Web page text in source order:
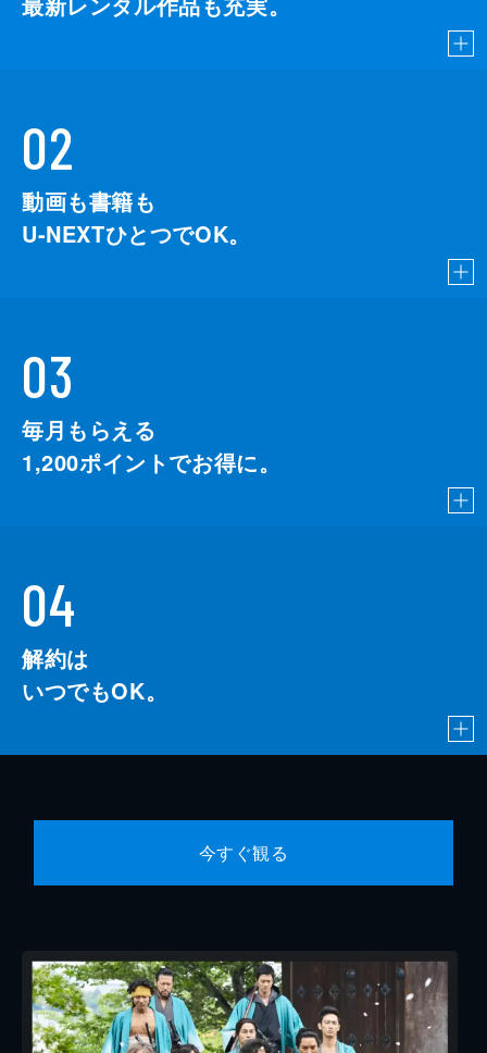
02
動画も書籍も
U-NEXTひとつでOK。
03
毎月もらえる
1,200ポイントでお得に。
04
解約は
いつでもOK。
今すぐ観る